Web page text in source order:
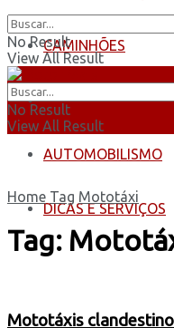
CAMINHÕES
ÔNIBUS
AUTOMOBILISMO
DICAS E SERVIÇOS
No Result
View All Result
No Result
View All Result
Home Tag Mototáxi
Tag:
Mototáxis